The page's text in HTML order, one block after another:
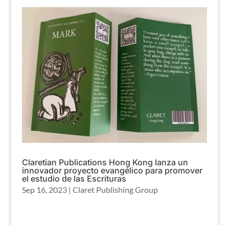
Claretian Publications Hong Kong lanza un
innovador proyecto evangélico para promover
el estudio de las Escrituras
Sep 16, 2023| Claret Publishing Group